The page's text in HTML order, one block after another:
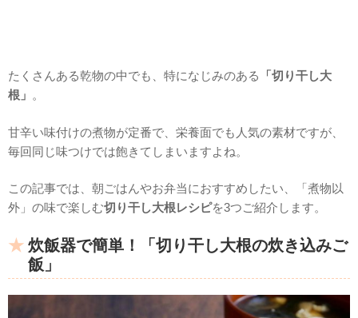
たくさんある乾物の中でも、特になじみのある
「切り干し大
根」 。
甘辛い味付けの煮物が定番で、栄養面でも人気の素材ですが、
毎回同じ味つけでは飽きてしまいますよね。
この記事では、朝ごはんやお弁当におすすめしたい、「煮物以
外」の味で楽しむ切り干し大根レシピを3つご紹介します。
炊飯器で簡単！「切り干し大根の炊き込みご
飯」